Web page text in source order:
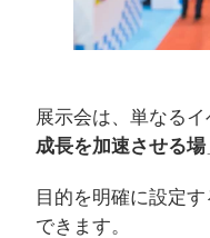
展示会は、単なる
成長を加速させる場
目的を明確に設定
できます。